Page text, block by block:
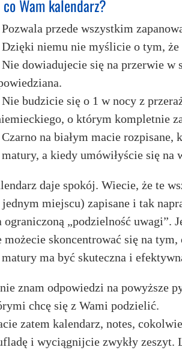
co Wam kalendarz?
przede wszystkim
Dzięki niemu nie myślicie o tym,
Nie dowiadujecie się na przerwie w
Nie budzicie się o 1 w nocy z
o którym kompletnie
Czarno na białym macie
a kiedy umówiłyście się na
daje spokój. Wiecie, że te
miejscu) zapisane i tak
ograniczoną „podzielność uwagi”.
możecie skoncentrować się na
ma być skuteczna i
znam odpowiedzi na powyższe
chcę się z Wami podzielić.
zatem kalendarz, notes,
i wyciągnijcie zwykły zeszyt.